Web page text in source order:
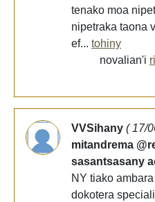
tenako moa
nipetraka taona
ef... tohiny
novalian'i
VVSihany ( 17/
mitandrema
sasantsasany
NY tiako
dokotera